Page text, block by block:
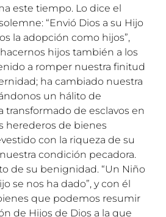
este tiempo. Lo dice el
“Envió Dios a su Hijo
la adopción como hijos”,
hijos también a los
a romper nuestra finitud
ha cambiado nuestra
un hálito de
transformado de esclavos en
herederos de bienes
con la riqueza de su
condición pecadora.
de su benignidad. “Un Niño
se nos ha dado”, y con él
que podemos resumir
de Hijos de Dios a la que